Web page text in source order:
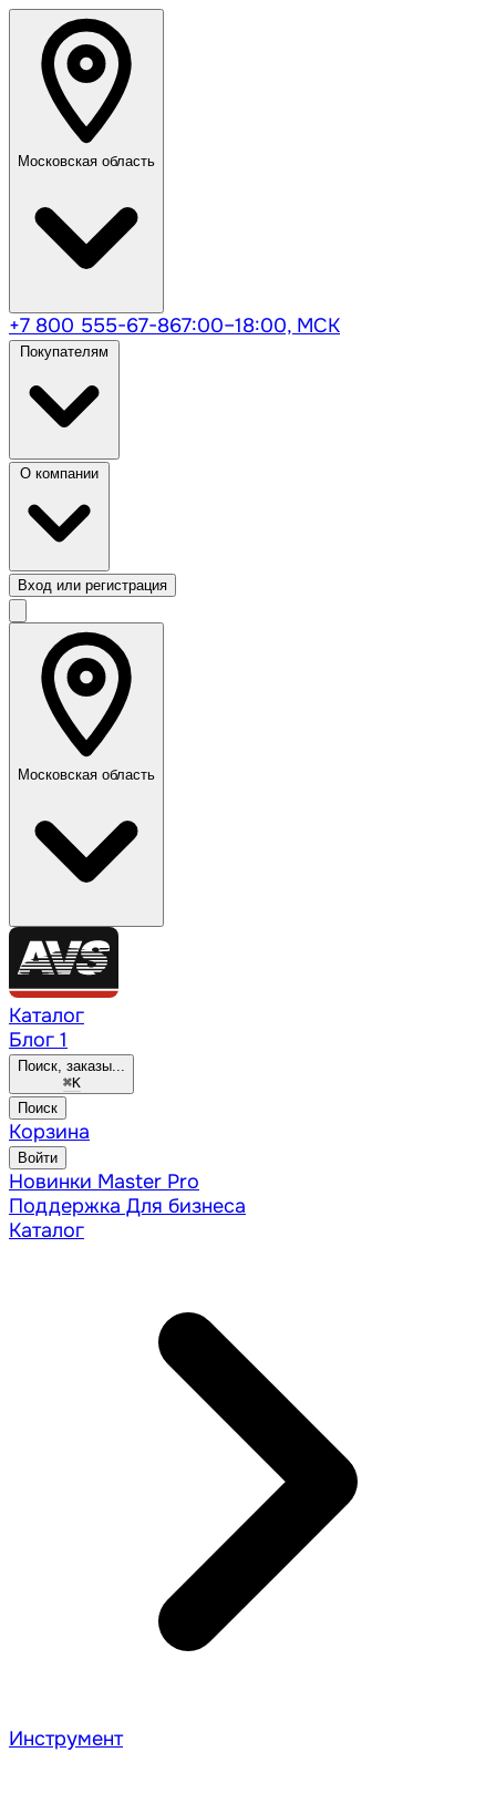
Московская область
+7 800 555-67-867:00–18:00, МСК
Вход или регистрация
Московская область
Каталог
Блог 1
Поиск, заказы...
⌘K
Поиск
Корзина
Войти
Новинки Master Pro
Поддержка Для бизнеса
Каталог
Инструмент